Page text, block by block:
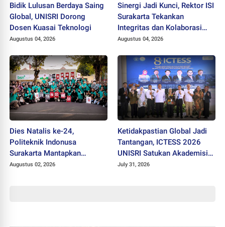
Bidik Lulusan Berdaya Saing
Global, UNISRI Dorong
Dosen Kuasai Teknologi
Augustus 04, 2026
Sinergi Jadi Kunci, Rektor ISI
Surakarta Tekankan
Integritas dan Kolaborasi
pada Pejabat Baru
Augustus 04, 2026
Dies Natalis ke-24,
Politeknik Indonusa
Surakarta Mantapkan
Langkah Bertransformasi
Augustus 02, 2026
Ketidakpastian Global Jadi
Tantangan, ICTESS 2026
UNISRI Satukan Akademisi 5
Negara Demi Solusi Lintas
July 31, 2026